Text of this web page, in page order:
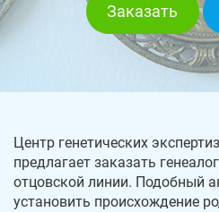
Заказать
Центр генетических
предлагает заказать
отцовской линии. Подобный
установить происхождение